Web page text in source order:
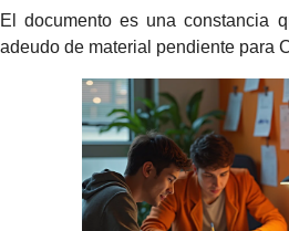
El documento es una constancia
adeudo de material pendiente para